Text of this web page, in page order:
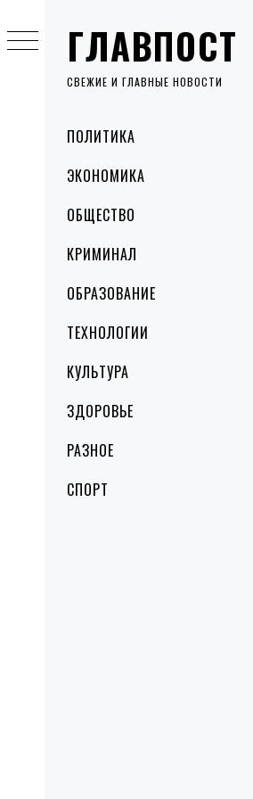
ГЛАВПОСТ
СВЕЖИЕ И ГЛАВНЫЕ НОВОСТИ
MenuПОЛИТИКА
ЭКОНОМИКА
ОБЩЕСТВО
КРИМИНАЛ
ОБРАЗОВАНИЕ
ТЕХНОЛОГИИ
КУЛЬТУРА
ЗДОРОВЬЕ
РАЗНОЕ
СПОРТ
to
content